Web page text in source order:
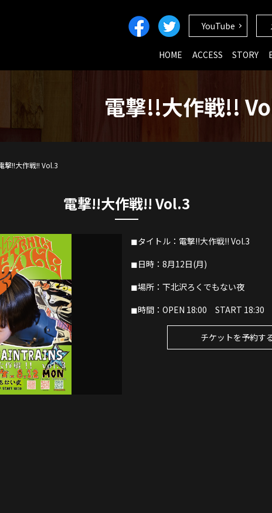
HOME ACCESS STORY
YouTube
電撃!!大作戦!!
撃!!大作戦!! Vol.3
電撃!!大作戦!! Vol.3
◼︎タイトル：電撃!!大作戦!! Vol.3
◼︎日時：8月12日(月)
◼︎場所：下北沢ろくでもない夜
◼︎時間：OPEN 18:00 START 18:30
チケットを予約す